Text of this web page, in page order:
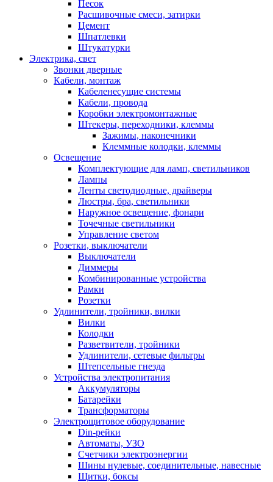
Песок
Расшивочные смеси, затирки
Цемент
Шпатлевки
Штукатурки
Электрика, свет
Звонки дверные
Кабели, монтаж
Кабеленесущие системы
Кабели, провода
Коробки электромонтажные
Штекеры, переходники, клеммы
Зажимы, наконечники
Клеммные колодки, клеммы
Освещение
Комплектующие для ламп, светильников
Лампы
Ленты светодиодные, драйверы
Люстры, бра, светильники
Наружное освещение, фонари
Точечные светильники
Управление светом
Розетки, выключатели
Выключатели
Диммеры
Комбинированные устройства
Рамки
Розетки
Удлинители, тройники, вилки
Вилки
Колодки
Разветвители, тройники
Удлинители, сетевые фильтры
Штепсельные гнезда
Устройства электропитания
Аккумуляторы
Батарейки
Трансформаторы
Электрощитовое оборудование
Din-рейки
Автоматы, УЗО
Счетчики электроэнергии
Шины нулевые, соединительные, навесные
Щитки, боксы